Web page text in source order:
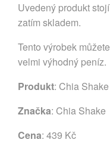
Uvedený produkt
zatím skladem.
Tento výrobek
velmi výhodný peníz.
Produkt: Chia
Značka: Chia Shake
Cena: 439 Kč